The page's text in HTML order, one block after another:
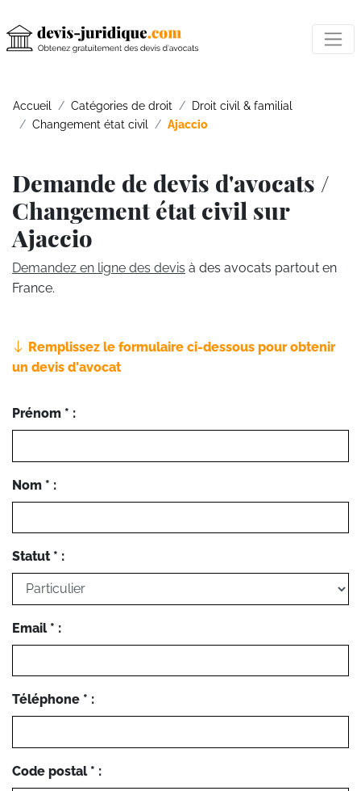
Accueil Catégories de droit
Droit civil & familial
Changement état civil
Ajaccio
Demande de devis d'avocats /
Changement état civil sur
Ajaccio
Demandez en ligne des devis à des avocats partout en
France.
Remplissez le formulaire ci-dessous pour obtenir
un devis d'avocat
Prénom * :
Nom * :
Statut * :
Email * :
Téléphone * :
Code postal * :